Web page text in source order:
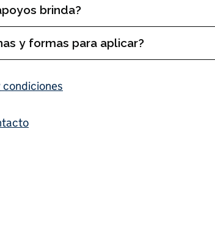
brinda?
y formas para aplicar?
condiciones